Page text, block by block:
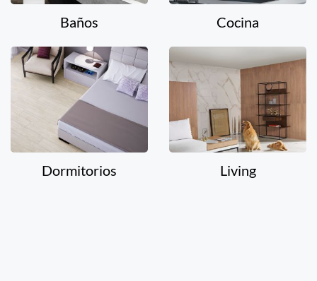
Baños Cocina
Dormitorios Living